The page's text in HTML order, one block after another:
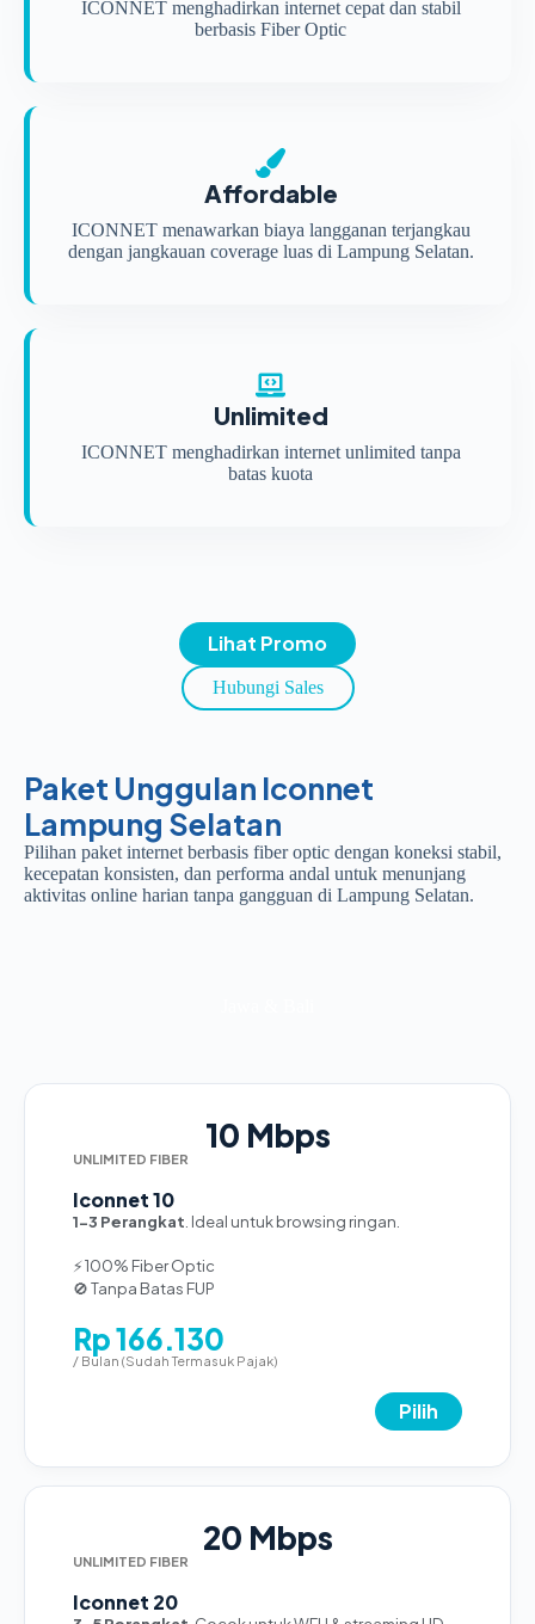
ICONNET menghadirkan internet cepat dan stabil
berbasis Fiber Optic
Affordable
ICONNET menawarkan biaya langganan terjangkau
dengan jangkauan coverage luas di Lampung Selatan.
Unlimited
ICONNET menghadirkan internet unlimited tanpa
batas kuota
Lihat Promo
Hubungi Sales
Paket Unggulan Iconnet
Lampung Selatan
Pilihan paket internet berbasis fiber optic dengan koneksi stabil,
kecepatan konsisten, dan performa andal untuk menunjang
aktivitas online harian tanpa gangguan di Lampung Selatan.
10 Mbps
UNLIMITED FIBER
Iconnet 10
1-3 Perangkat . Ideal untuk browsing ringan.
⚡ 100% Fiber Optic
🚫 Tanpa Batas FUP
Rp 166.130
/ Bulan (Sudah Termasuk Pajak)
Pilih
20 Mbps
UNLIMITED FIBER
Iconnet 20